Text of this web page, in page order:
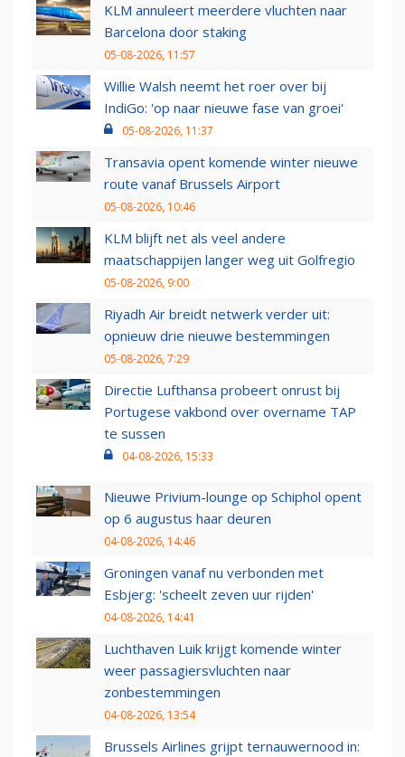
KLM annuleert meerdere vluchten naar
Barcelona door staking
05-08-2026, 11:57
Willie Walsh neemt het roer over bij
IndiGo: 'op naar nieuwe fase van groei'
05-08-2026, 11:37
Transavia opent komende winter nieuwe
route vanaf Brussels Airport
05-08-2026, 10:46
KLM blijft net als veel andere
maatschappijen langer weg uit Golfregio
05-08-2026, 9:00
Riyadh Air breidt netwerk verder uit:
opnieuw drie nieuwe bestemmingen
05-08-2026, 7:29
Directie Lufthansa probeert onrust bij
Portugese vakbond over overname TAP
te sussen
04-08-2026, 15:33
Nieuwe Privium-lounge op Schiphol opent
op 6 augustus haar deuren
04-08-2026, 14:46
Groningen vanaf nu verbonden met
Esbjerg: 'scheelt zeven uur rijden'
04-08-2026, 14:41
Luchthaven Luik krijgt komende winter
weer passagiersvluchten naar
zonbestemmingen
04-08-2026, 13:54
Brussels Airlines grijpt ternauwernood in: